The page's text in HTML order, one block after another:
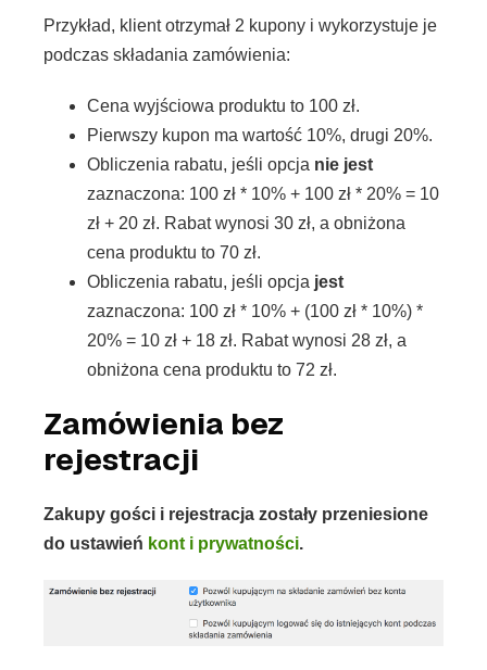
Przykład, klient otrzymał 2 kupony i wykorzystuje je
podczas składania zamówienia:
Cena wyjściowa produktu to 100 zł.
Pierwszy kupon ma wartość 10%, drugi 20%.
Obliczenia rabatu, jeśli opcja nie jest
zaznaczona: 100 zł * 10% + 100 zł * 20% = 10
zł + 20 zł. Rabat wynosi 30 zł, a obniżona
cena produktu to 70 zł.
Obliczenia rabatu, jeśli opcja jest
zaznaczona: 100 zł * 10% + (100 zł * 10%) *
20% = 10 zł + 18 zł. Rabat wynosi 28 zł, a
obniżona cena produktu to 72 zł.
Zamówienia bez
rejestracji
Zakupy gości i rejestracja zostały przeniesione
do ustawień kont i prywatności.